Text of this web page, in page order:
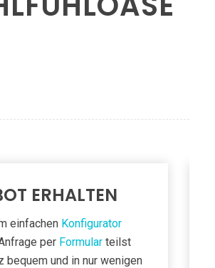
ERHALTEN
einfachen Konfigurator
per Formularteilst
bequem und in nur wenigen